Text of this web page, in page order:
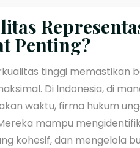
Penting?
tinggi memastikan
Di Indonesia, di
waktu, firma hukum
mampu
kohesif, dan mengelola